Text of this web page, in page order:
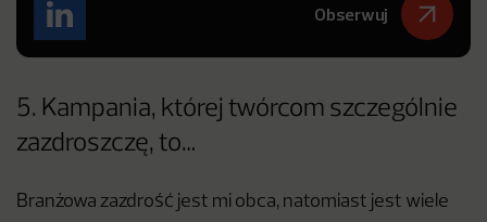
Obserwuj
5. Kampania, której twórcom szczególnie
zazdroszczę, to…
Branżowa zazdrość jest mi obca, natomiast jest wiele